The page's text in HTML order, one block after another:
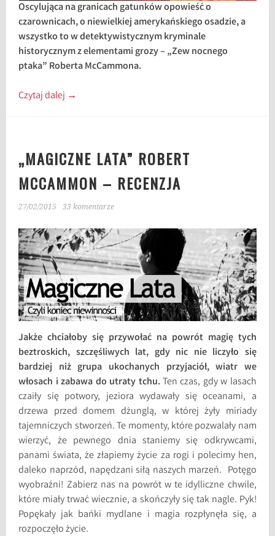
Oscylująca na granicach gatunków opowieść o
czarownicach, o niewielkiej amerykańskiego osadzie, a
wszystko to w detektywistycznym kryminale
historycznym z elementami grozy – „Zew nocnego
ptaka” Roberta McCammona.
Czytaj dalej →
„MAGICZNE LATA” ROBERT
MCCAMMON – RECENZJA
27/02/2015 33 komentarze
Jakże chciałoby się przywołać na powrót magię tych
beztroskich, szczęśliwych lat, gdy nic nie liczyło się
bardziej niż grupa ukochanych przyjaciół, wiatr we
włosach i zabawa do utraty tchu.Ten czas, gdy w lasach
czaiły się potwory, jeziora wydawały się oceanami, a
drzewa przed domem dżunglą, w której żyły miriady
tajemniczych stworzeń. Te momenty, które pozwalały nam
wierzyć, że pewnego dnia staniemy się odkrywcami,
panami świata, że złapiemy życie za rogi i polecimy hen,
daleko naprzód, napędzani siłą naszych marzeń. Potęgo
wyobraźni! Zabierz nas na powrót w te idylliczne chwile,
które miały trwać wiecznie, a skończyły się tak nagle. Pyk!
Popękały jak bańki mydlane i magia rozpłynęła się, a
rozpoczęło życie.